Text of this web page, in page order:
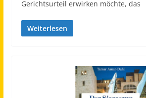
Gerichtsurteil erwirken möchte, das
Weiterlesen